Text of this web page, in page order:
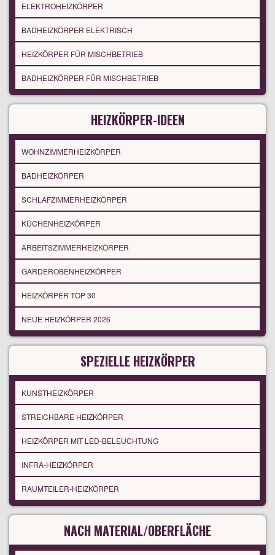
ELEKTROHEIZKÖRPER
BADHEIZKÖRPER ELEKTRISCH
HEIZKÖRPER FÜR MISCHBETRIEB
BADHEIZKÖRPER FÜR MISCHBETRIEB
HEIZKÖRPER-IDEEN
WOHNZIMMERHEIZKÖRPER
BADHEIZKÖRPER
SCHLAFZIMMERHEIZKÖRPER
KÜCHENHEIZKÖRPER
ARBEITSZIMMERHEIZKÖRPER
GARDEROBENHEIZKÖRPER
HEIZKÖRPER TOP 30
NEUE HEIZKÖRPER 2026
SPEZIELLE HEIZKÖRPER
KUNSTHEIZKÖRPER
STREICHBARE HEIZKÖRPER
HEIZKÖRPER MIT LED-BELEUCHTUNG
INFRA-HEIZKÖRPER
RAUMTEILER-HEIZKÖRPER
NACH MATERIAL/OBERFLÄCHE